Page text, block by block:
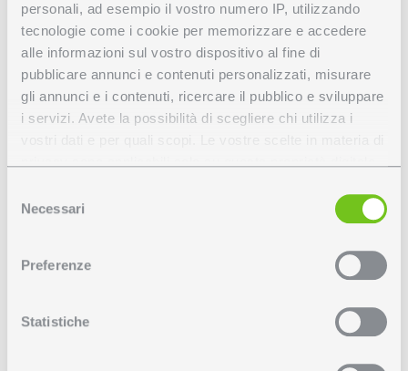
personali, ad esempio il vostro numero IP, utilizzando
tecnologie come i cookie per memorizzare e accedere
alle informazioni sul vostro dispositivo al fine di
pubblicare annunci e contenuti personalizzati, misurare
gli annunci e i contenuti, ricercare il pubblico e sviluppare
i servizi. Avete la possibilità di scegliere chi utilizza i
modificare o revocare il proprio consenso in qualsiasi
momento dalla Dichiarazione sui cookie o facendo clic
raccogliere informazioni sulla tua posizione
geografica, con un'approssimazione di qualche
delNecessari
Preferenze
Statistiche
Dispositivi gestione luce
Personalizza LIBERTY
MODULO SPOT - LEO
MINI
Per configurare il tuo ordine, seleziona le opzioni